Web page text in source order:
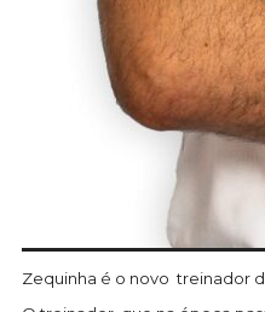
Zequinha é o novo treinador